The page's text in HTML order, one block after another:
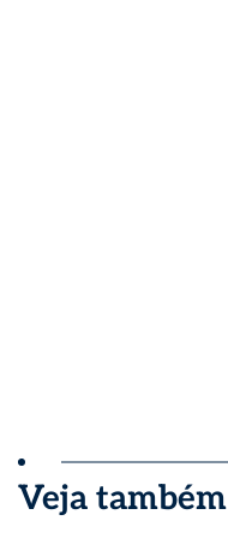
Veja também